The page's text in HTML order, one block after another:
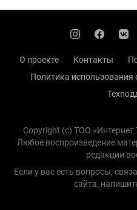
О проекте Контакты
Политика использования
Copyright (с) TOO
Любое воспроизведение
редакции
Если у вас есть вопросы,
сайта,